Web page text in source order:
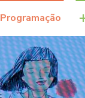
Programação